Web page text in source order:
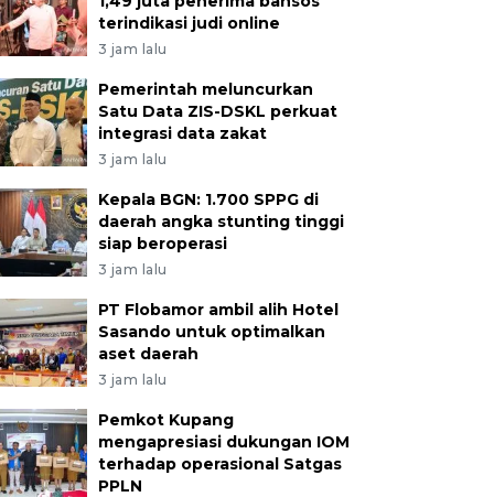
terindikasi judi online
3 jam lalu
Pemerintah meluncurkan
Satu Data ZIS-DSKL perkuat
integrasi data zakat
3 jam lalu
Kepala BGN: 1.700 SPPG di
daerah angka stunting tinggi
siap beroperasi
3 jam lalu
PT Flobamor ambil alih Hotel
Sasando untuk optimalkan
aset daerah
3 jam lalu
Pemkot Kupang
mengapresiasi dukungan IOM
terhadap operasional Satgas
PPLN